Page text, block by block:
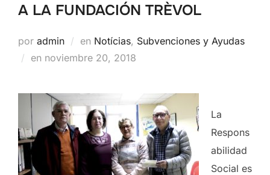
A LA FUNDACIÓN TRÈVOL
por admin en Notícias, Subvenciones y Ayudas
en Publicado
noviembre 20, 2018
La
Respons
abilidad
Social es